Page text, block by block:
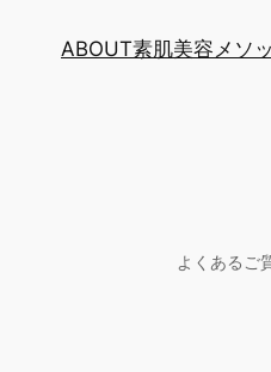
ABOUT素肌美容メソ
よくあるご